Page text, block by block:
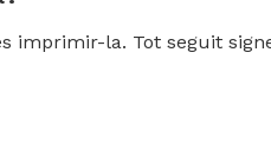
imprimir-la. Tot seguit